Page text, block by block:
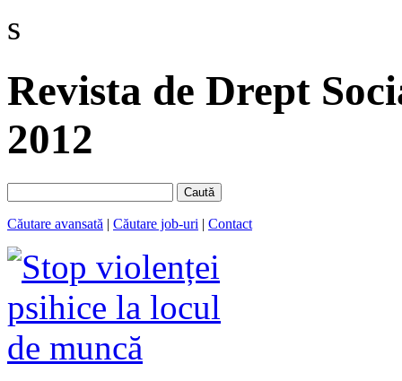
s
Revista de Drept
2012
Caută
Căutare avansată | Căutare job-uri | Contact